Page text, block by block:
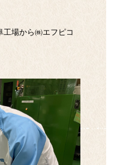
工場から㈱エフピコ